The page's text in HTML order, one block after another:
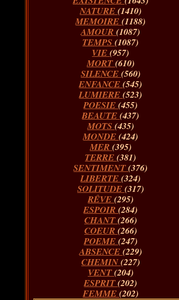
NATURE (1410)
MEMOIRE(1188)
AMOUR(1087)
TEMPS(1087)
VIE(957)
MORT(610)
SILENCE (560)
ENFANCE(545)
LUMIERE(523)
POESIE(455)
BEAUTE(437)
MOTS (435)
MONDE(424)
MER (395)
TERRE(381)
SENTIMENT(376)
LIBERTE(324)
SOLITUDE (317)
RÊVE (295)
ESPOIR(284)
CHANT(266)
COEUR (266)
POEME (247)
ABSENCE (229)
CHEMIN(227)
VENT(204)
ESPRIT(202)
FEMME (202)